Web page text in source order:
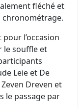
fléché et
chronométrage.
l’occasion
le souffle et
Leie et De
Dreven et
le passage par